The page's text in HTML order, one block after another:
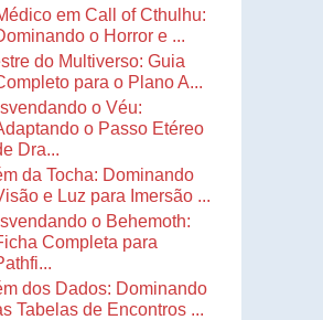
em Call of Cthulhu:
o Horror e ...
do Multiverso: Guia
para o Plano A...
o Véu:
o Passo Etéreo
Dra...
da Tocha: Dominando
e Luz para Imersão ...
o Behemoth:
Completa para
dos Dados: Dominando
Tabelas de Encontros ...